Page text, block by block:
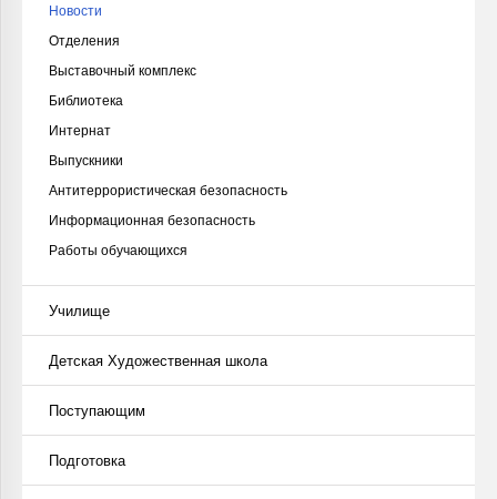
Новости
Отделения
Выставочный комплекс
Библиотека
Интернат
Выпускники
Антитеррористическая безопасность
Информационная безопасность
Работы обучающихся
Училище
Детская Художественная школа
Поступающим
Подготовка